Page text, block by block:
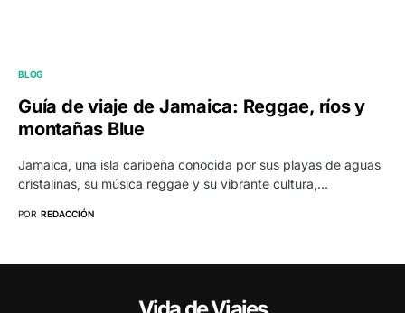
BLOG
Guía de viaje de Jamaica: Reggae, ríos y
montañas Blue
Jamaica, una isla caribeña conocida por sus playas de aguas
cristalinas, su música reggae y su vibrante cultura,…
POR REDACCIÓN